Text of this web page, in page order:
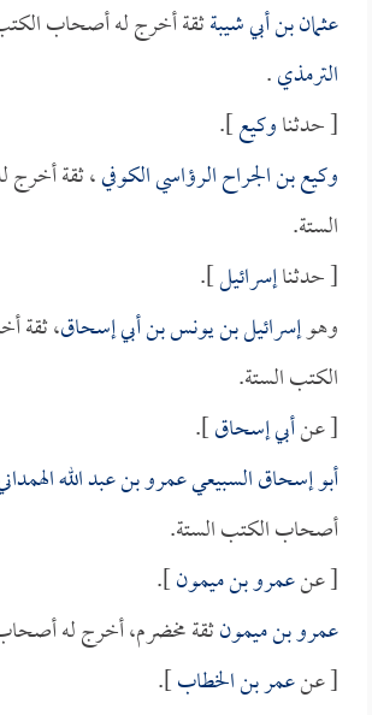
عثمان بن أبي شيبةثقة أخرج له أصحاب
الترمذي.
[ حدثناوكيع].
وكيع بن الجراح الرؤاسي الكوفي، ثقة
الستة.
[ حدثناإسرائيل].
وهوإسرائيل بن يونس بن أبي إسحاق، ثقة
الكتب الستة.
[ عنأبي إسحاق].
أبو إسحاق السبيعي عمرو بن عبد الله
أصحاب الكتب الستة.
[ عنعمرو بن ميمون].
عمرو بن ميمونثقة مخضرم، أخرج له
[ عنعمر بن الخطاب].